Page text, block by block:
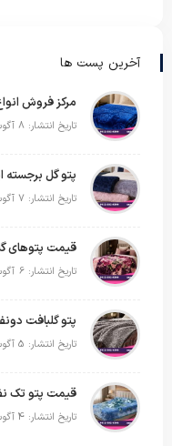
آخرین پست ها
تاریخ انتشار: 8 آگوست 2026
تاریخ انتشار: 7 آگوست 2026
تاریخ انتشار: 6 آگوست 2026
تاریخ انتشار: 5 آگوست 2026
تاریخ انتشار: 4 آگوست 2026